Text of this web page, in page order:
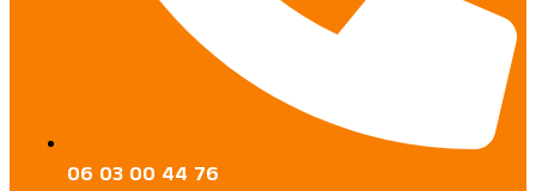
06 03 00 44 76